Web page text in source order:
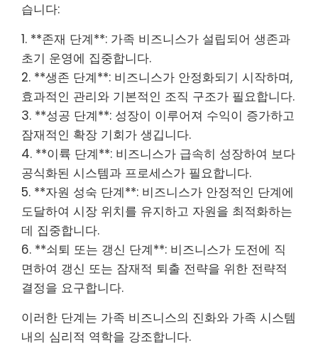
습니다:
1. **존재 단계**: 가족 비즈니스가 설립되어 생존과
초기 운영에 집중합니다.
2. **생존 단계**: 비즈니스가 안정화되기 시작하며,
효과적인 관리와 기본적인 조직 구조가 필요합니다.
3. **성공 단계**: 성장이 이루어져 수익이 증가하고
잠재적인 확장 기회가 생깁니다.
4. **이륙 단계**: 비즈니스가 급속히 성장하여 보다
공식화된 시스템과 프로세스가 필요합니다.
5. **자원 성숙 단계**: 비즈니스가 안정적인 단계에
도달하여 시장 위치를 유지하고 자원을 최적화하는
데 집중합니다.
6. **쇠퇴 또는 갱신 단계**: 비즈니스가 도전에 직
면하여 갱신 또는 잠재적 퇴출 전략을 위한 전략적
결정을 요구합니다.
이러한 단계는 가족 비즈니스의 진화와 가족 시스템
내의 심리적 역학을 강조합니다.